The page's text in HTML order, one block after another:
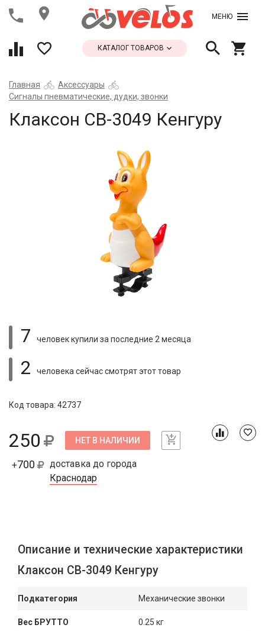
МЕНЮ
КАТАЛОГ ТОВАРОВ
Главная
Аксессуары
Сигналы пневматические, дудки, звонки
Клаксон СВ-3049 Кенгуру
7 человек купили за последние 2 месяца
2 человека сейчас смотрятэтот товар
Код товара: 42737
250 НЕТ В НАЛИЧИИ
+700
доставка до города
Краснодар
Описание и технические характеристики
Клаксон СВ-3049 Кенгуру
Подкатегория Механические звонки
Вес БРУТТО 0.25 кг